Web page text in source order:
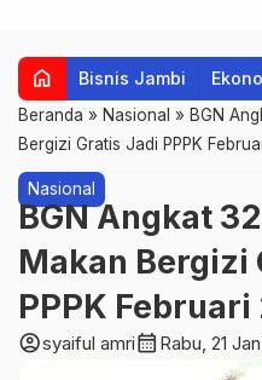
home Bisnis Jambi
Beranda » Nasional » BGN
Bergizi Gratis Jadi PPPK
Nasional
BGN Angkat
Makan Bergizi
PPPK
account_circlesyaiful amricalendar_month Rabu, 21